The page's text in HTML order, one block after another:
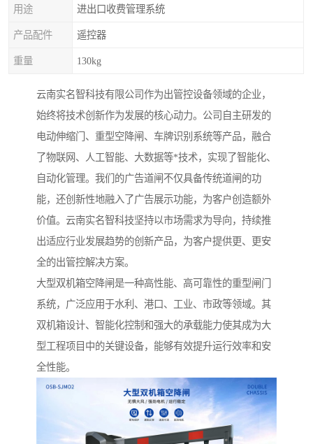
用途 进出口收费管理系统
产品配件 遥控器
重量 130kg
云南实名智科技有限公司作为出管控设备领域的企业，
始终将技术创新作为发展的核心动力。公司自主研发的
电动伸缩门、重型空降闸、车牌识别系统等产品，融合
了物联网、人工智能、大数据等*技术，实现了智能化、
自动化管理。我们的广告道闸不仅具备传统道闸的功
能，还创新性地融入了广告展示功能，为客户创造额外
价值。云南实名智科技坚持以市场需求为导向，持续推
出适应行业发展趋势的创新产品，为客户提供更、更安
全的出管控解决方案。
大型双机箱空降闸是一种高性能、高可靠性的重型闸门
系统，广泛应用于水利、港口、工业、市政等领域。其
双机箱设计、智能化控制和强大的承载能力使其成为大
型工程项目中的关键设备，能够有效提升运行效率和安
全性能。